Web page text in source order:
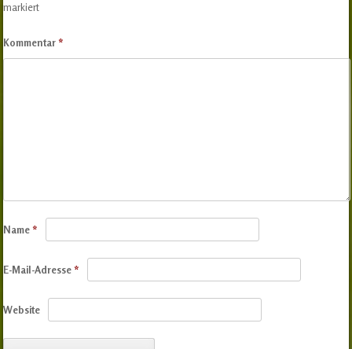
markiert
Kommentar*
Name*
E-Mail-Adresse*
Website